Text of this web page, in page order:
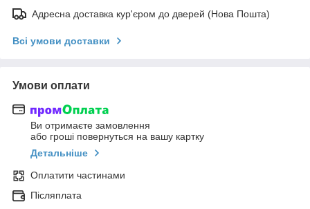
Адресна доставка кур'єром до дверей (Нова Пошта)
Всі умови доставки
Умови оплати
Ви отримаєте замовлення
або гроші повернуться на вашу картку
Детальніше
Оплатити частинами
Післяплата